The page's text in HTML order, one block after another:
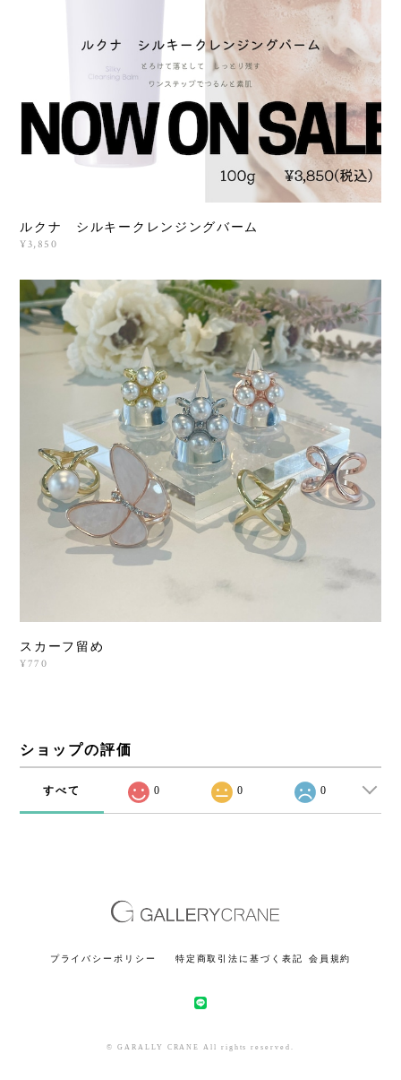
ルクナ シルキークレンジングバーム
¥3,850
スカーフ留め
¥770
ショップの評価
すべて 0 0 0
プライバシーポリシー 特定商取引法に基づく表記 会員規約
© GARALLY CRANE All rights reserved.